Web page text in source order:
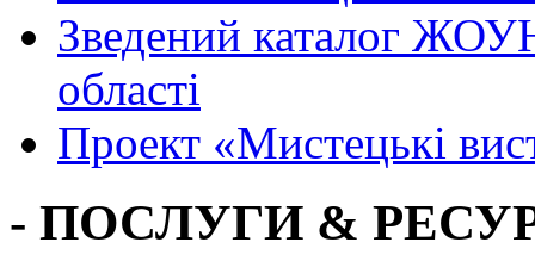
Зведений каталог
області
Проект «Мистецькі
- ПОСЛУГИ &